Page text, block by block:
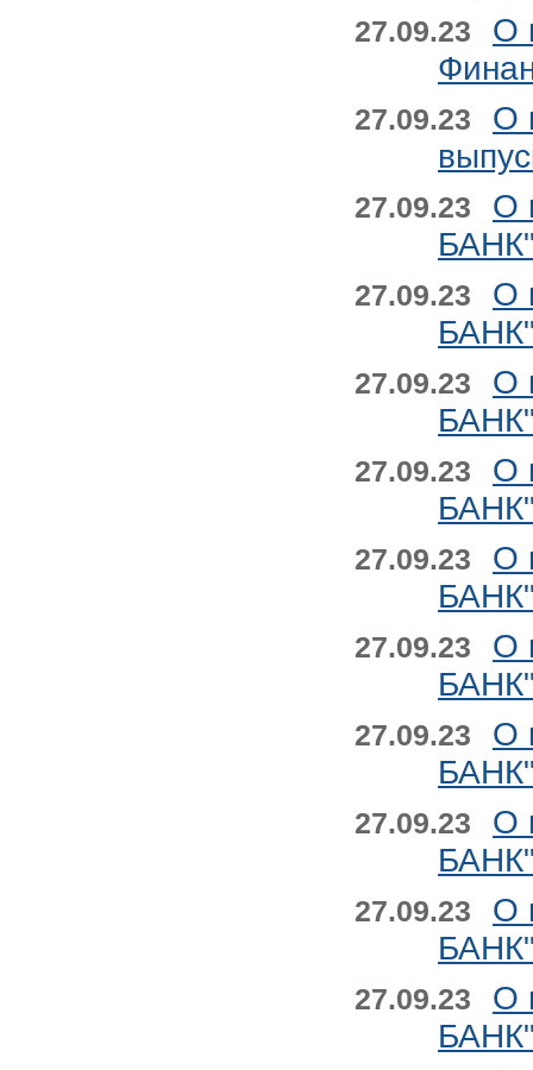
27.09.23
О
27.09.23
О
27.09.23
О
27.09.23
О
27.09.23
О
27.09.23
О
27.09.23
О
27.09.23
О
27.09.23
О
27.09.23
О
27.09.23
О
27.09.23
О